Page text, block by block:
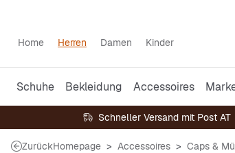
Home Herren Damen Kinder
Schuhe Bekleidung Accessoires
Schneller Versand mit Post AT
ZurückHomepage Accessoires Caps &